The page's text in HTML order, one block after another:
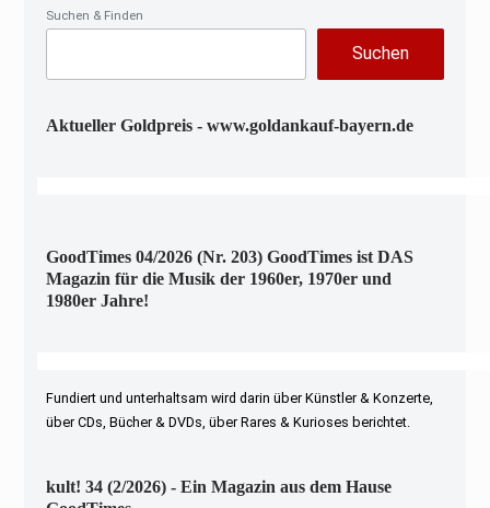
Suchen & Finden
Suchen
Aktueller Goldpreis - www.goldankauf-bayern.de
GoodTimes 04/2026 (Nr. 203) GoodTimes ist DAS
Magazin für die Musik der 1960er, 1970er und
1980er Jahre!
Fundiert und unterhaltsam wird darin über Künstler & Konzerte,
über CDs, Bücher & DVDs, über Rares & Kurioses berichtet.
kult! 34 (2/2026) - Ein Magazin aus dem Hause